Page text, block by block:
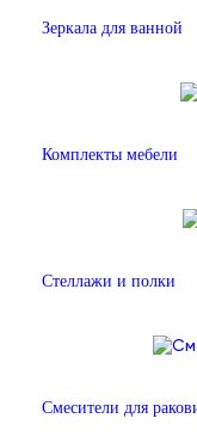
Зеркала для ванной
Комплекты мебели
Стеллажи и полки
Смесители для